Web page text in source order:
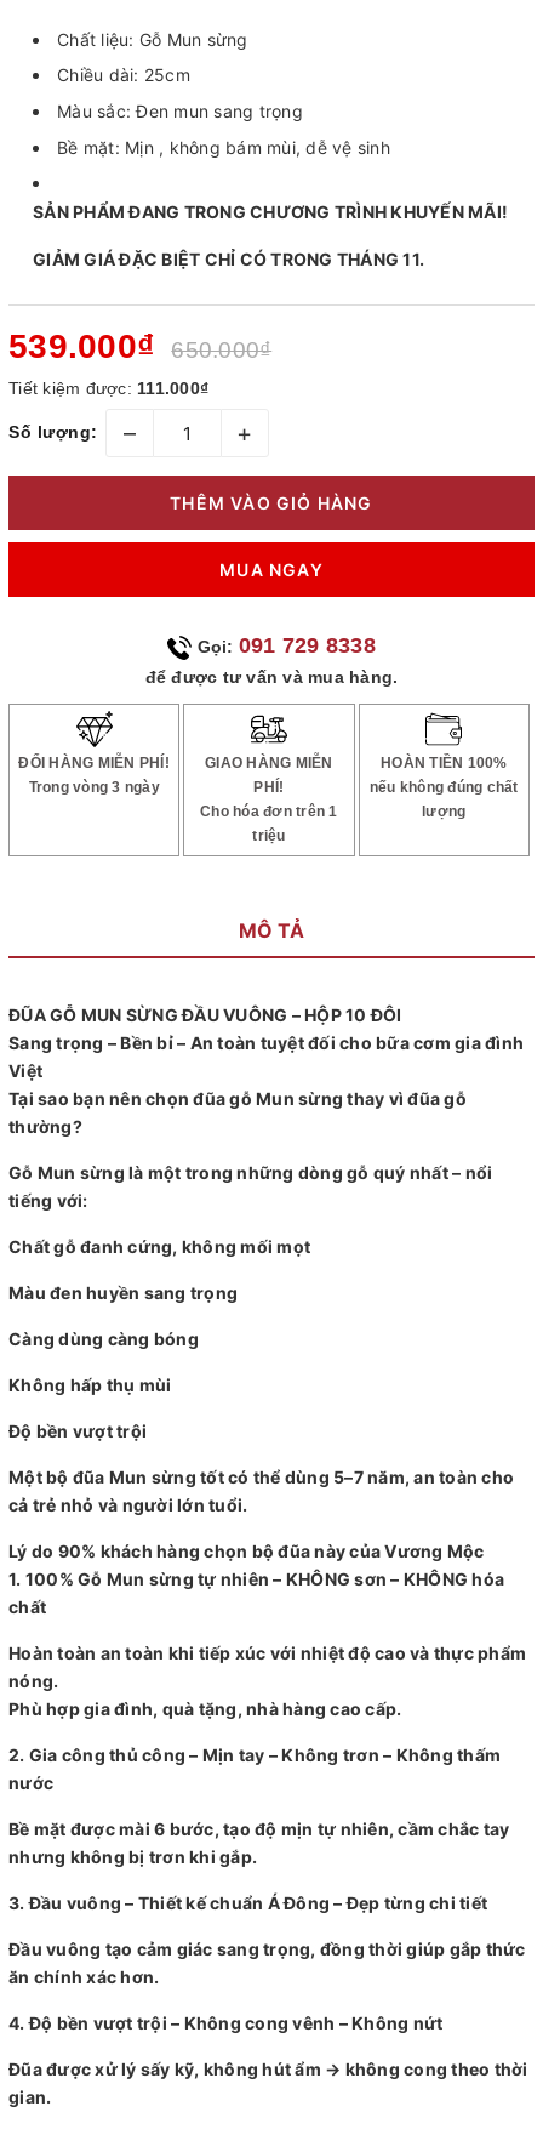
Chất liệu: Gỗ Mun sừng
Chiều dài: 25cm
Màu sắc: Đen mun sang trọng
Bề mặt: Mịn , không bám mùi, dễ vệ sinh
SẢN PHẨM ĐANG TRONG CHƯƠNG TRÌNH KHUYẾN MÃI!
GIẢM GIÁ ĐẶC BIỆT CHỈ CÓ TRONG THÁNG 11.
539.000₫ 650.000₫
Tiết kiệm được: 111.000₫
Số lượng: – +
THÊM VÀO GIỎ HÀNG
MUA NGAY
Gọi: 091 729 8338
để được tư vấn và mua hàng.
ĐỔI HÀNG MIỄN PHÍ!
Trong vòng 3 ngày
GIAO HÀNG MIỄN
PHÍ!
Cho hóa đơn trên 1
triệu
HOÀN TIỀN 100%
nếu không đúng chất
lượng
MÔ TẢ
ĐŨA GỖ MUN SỪNG ĐẦU VUÔNG – HỘP 10 ĐÔI
Sang trọng – Bền bỉ – An toàn tuyệt đối cho bữa cơm gia đình
Việt
Tại sao bạn nên chọn đũa gỗ Mun sừng thay vì đũa gỗ
thường?
Gỗ Mun sừng là một trong những dòng gỗ quý nhất – nổi
tiếng với:
Chất gỗ đanh cứng, không mối mọt
Màu đen huyền sang trọng
Càng dùng càng bóng
Không hấp thụ mùi
Độ bền vượt trội
Một bộ đũa Mun sừng tốt có thể dùng 5–7 năm, an toàn cho
cả trẻ nhỏ và người lớn tuổi.
Lý do 90% khách hàng chọn bộ đũa này của Vương Mộc
1. 100% Gỗ Mun sừng tự nhiên – KHÔNG sơn – KHÔNG hóa
chất
Hoàn toàn an toàn khi tiếp xúc với nhiệt độ cao và thực phẩm
nóng.
Phù hợp gia đình, quà tặng, nhà hàng cao cấp.
2. Gia công thủ công – Mịn tay – Không trơn – Không thấm
nước
Bề mặt được mài 6 bước, tạo độ mịn tự nhiên, cầm chắc tay
nhưng không bị trơn khi gắp.
3. Đầu vuông – Thiết kế chuẩn Á Đông – Đẹp từng chi tiết
Đầu vuông tạo cảm giác sang trọng, đồng thời giúp gắp thức
ăn chính xác hơn.
4. Độ bền vượt trội – Không cong vênh – Không nứt
Đũa được xử lý sấy kỹ, không hút ẩm → không cong theo thời
gian.